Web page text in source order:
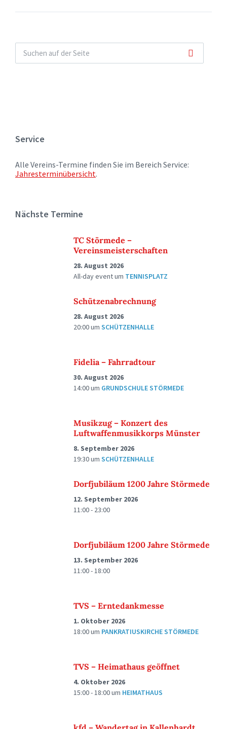
Service
Alle Vereins-Termine finden Sie im Bereich Service:
Jahresterminübersicht.
Nächste Termine
TC Störmede –
Vereinsmeisterschaften
28. August 2026
All-day eventum TENNISPLATZ
Schützenabrechnung
28. August 2026
20:00um SCHÜTZENHALLE
Fidelia – Fahrradtour
30. August 2026
14:00um GRUNDSCHULE STÖRMEDE
Musikzug – Konzert des
Luftwaffenmusikkorps Münster
8. September 2026
19:30um SCHÜTZENHALLE
Dorfjubiläum 1200 Jahre Störmede
12. September 2026
11:00 - 23:00
Dorfjubiläum 1200 Jahre Störmede
13. September 2026
11:00 - 18:00
TVS – Erntedankmesse
1. Oktober 2026
18:00um PANKRATIUSKIRCHE STÖRMEDE
TVS – Heimathaus geöffnet
4. Oktober 2026
15:00 - 18:00um HEIMATHAUS